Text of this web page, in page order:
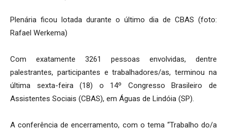
Plenária ficou lotada durante o último dia de CBAS (foto:
Rafael Werkema)
Com exatamente 3261 pessoas envolvidas, dentre
palestrantes, participantes e trabalhadores/as, terminou na
última sexta-feira (18) o 14º Congresso Brasileiro de
Assistentes Sociais (CBAS), em Águas de Lindóia (SP).
A conferência de encerramento, com o tema “Trabalho do/a